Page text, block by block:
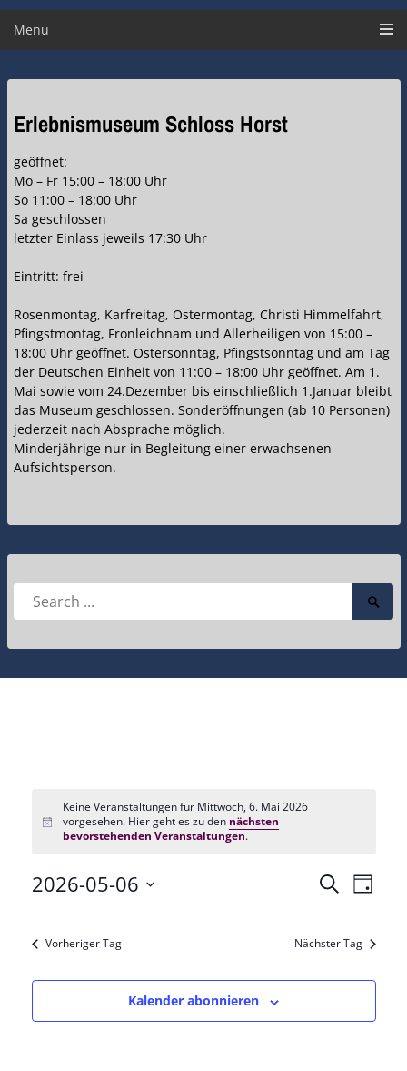
Menu
Erlebnismuseum Schloss Horst
geöffnet:
Mo – Fr 15:00 – 18:00 Uhr
So 11:00 – 18:00 Uhr
Sa geschlossen
letzter Einlass jeweils 17:30 Uhr
Eintritt: frei
Rosenmontag, Karfreitag, Ostermontag, Christi Himmelfahrt,
Pfingstmontag, Fronleichnam und Allerheiligen von 15:00 –
18:00 Uhr geöffnet. Ostersonntag, Pfingstsonntag und am Tag
der Deutschen Einheit von 11:00 – 18:00 Uhr geöffnet. Am 1.
Mai sowie vom 24.Dezember bis einschließlich 1.Januar bleibt
das Museum geschlossen. Sonderöffnungen (ab 10 Personen)
jederzeit nach Absprache möglich.
Minderjährige nur in Begleitung einer erwachsenen
Aufsichtsperson.
Search
Hinweis
Keine Veranstaltungen für Mittwoch, 6. Mai 2026
vorgesehen. Hier geht es zu den nächsten
bevorstehenden Veranstaltungen.
SucheTag
2026-05-06
Datum
Vorheriger Tag Nächster Tag
Kalender abonnieren